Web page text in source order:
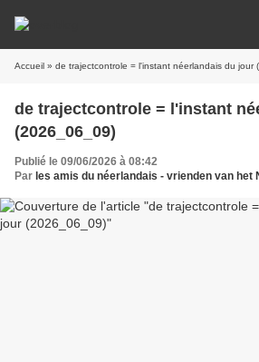
Accueil » de trajectcontrole = l'instant néerlandais du jour
de trajectcontrole = l'instant
(2026_06_09)
Publié le 09/06/2026 à 08:42
Par les amis du néerlandais - vrienden van het